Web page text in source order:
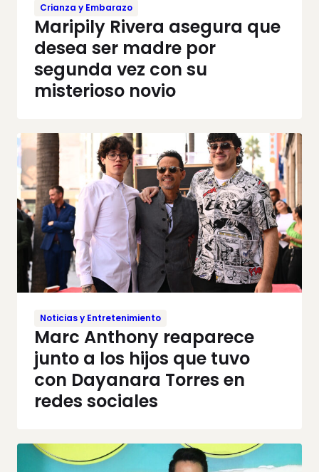
Crianza y Embarazo
Maripily Rivera asegura que
desea ser madre por
segunda vez con su
misterioso novio
Noticias y Entretenimiento
Marc Anthony reaparece
junto a los hijos que tuvo
con Dayanara Torres en
redes sociales